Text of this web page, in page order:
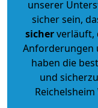
unserer
sicher sein,
sicherverläuft,
Anforderungen
haben die
und